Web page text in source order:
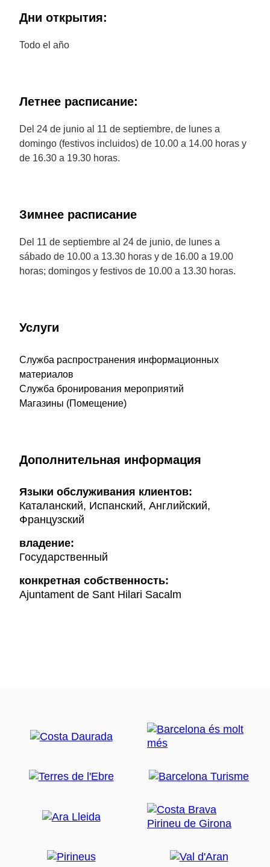
Дни открытия:
Todo el año
Летнее расписание:
Del 24 de junio al 11 de septiembre, de lunes a
domingo (festivos incluidos) de 10.00 a 14.00 horas y
de 16.30 a 19.30 horas.
Зимнее расписание
Del 11 de septiembre al 24 de junio, de lunes a
sábado de 10.00 a 13.30 horas y de 16.00 a 19.00
horas; domingos y festivos de 10.00 a 13.30 horas.
Услуги
Служба распространения информационных
материалов
Служба бронирования мероприятий
Магазины (Помещение)
Дополнительная информация
Языки обслуживания клиентов:
Каталанский, Испанский, Английский,
Французский
владение:
Государственный
конкретная собственность:
Ajuntament de Sant Hilari Sacalm